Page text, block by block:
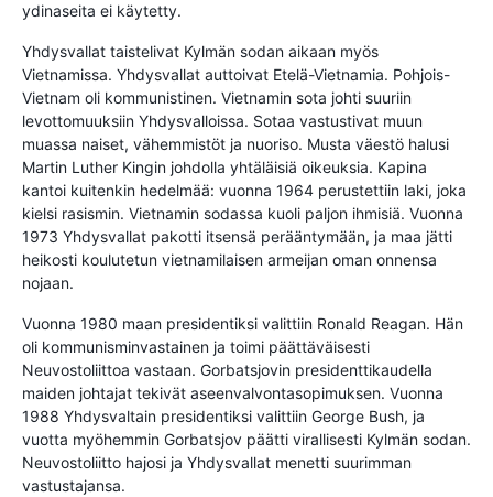
ydinaseita ei käytetty.
Yhdysvallat taistelivat Kylmän sodan aikaan myös
Vietnamissa. Yhdysvallat auttoivat Etelä-Vietnamia. Pohjois-
Vietnam oli kommunistinen. Vietnamin sota johti suuriin
levottomuuksiin Yhdysvalloissa. Sotaa vastustivat muun
muassa naiset, vähemmistöt ja nuoriso. Musta väestö halusi
Martin Luther Kingin johdolla yhtäläisiä oikeuksia. Kapina
kantoi kuitenkin hedelmää: vuonna 1964 perustettiin laki, joka
kielsi rasismin. Vietnamin sodassa kuoli paljon ihmisiä. Vuonna
1973 Yhdysvallat pakotti itsensä perääntymään, ja maa jätti
heikosti koulutetun vietnamilaisen armeijan oman onnensa
nojaan.
Vuonna 1980 maan presidentiksi valittiin Ronald Reagan. Hän
oli kommunisminvastainen ja toimi päättäväisesti
Neuvostoliittoa vastaan. Gorbatsjovin presidenttikaudella
maiden johtajat tekivät aseenvalvontasopimuksen. Vuonna
1988 Yhdysvaltain presidentiksi valittiin George Bush, ja
vuotta myöhemmin Gorbatsjov päätti virallisesti Kylmän sodan.
Neuvostoliitto hajosi ja Yhdysvallat menetti suurimman
vastustajansa.